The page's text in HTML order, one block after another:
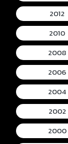
2012
2010
2008
2006
2004
2002
2000